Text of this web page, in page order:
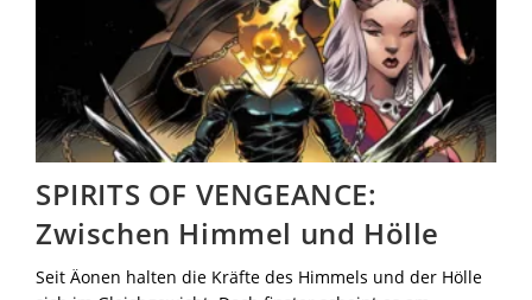
SPIRITS OF VENGEANCE:
Zwischen Himmel und Hölle
Seit Äonen halten die Kräfte des Himmels und der Hölle